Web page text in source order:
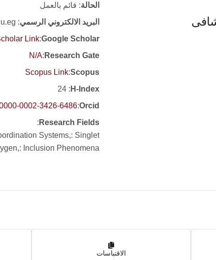
الحالة: قائم بالعمل
البريد الالكتروني الرسمي: aaashafi@sci.asu.edu.eg
Google Scholar
:
Link
Research Gate
:
N/A
Scopus
:
Scopus Link
H-Index
: 24
Orcid
:
0002-3426-6486
Research Fields
:
Systems,: Singlet
Inclusion Phenomena
الاقتباسات